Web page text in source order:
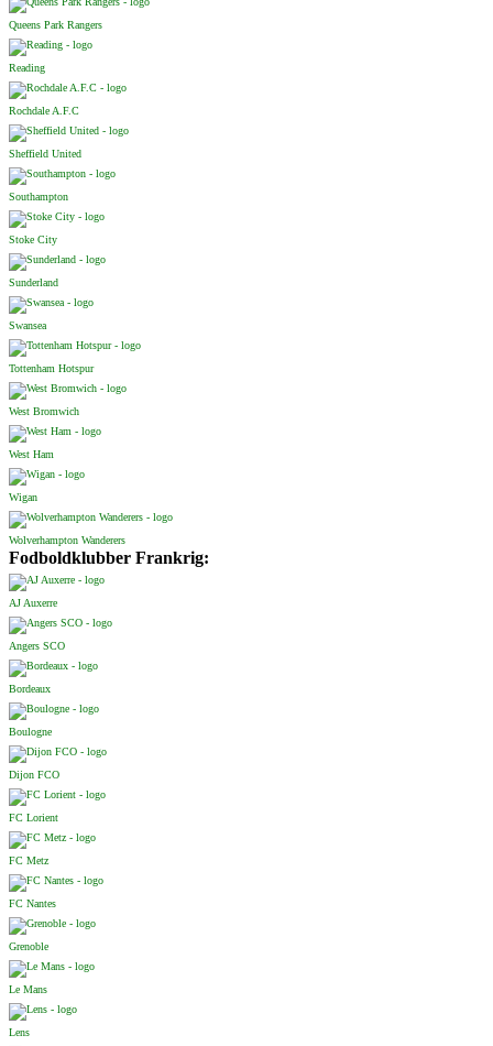
Queens Park Rangers
Reading
Rochdale A.F.C
Sheffield United
Southampton
Stoke City
Sunderland
Swansea
Tottenham Hotspur
West Bromwich
West Ham
Wigan
Wolverhampton Wanderers
Fodboldklubber Frankrig:
AJ Auxerre
Angers SCO
Bordeaux
Boulogne
Dijon FCO
FC Lorient
FC Metz
FC Nantes
Grenoble
Le Mans
Lens